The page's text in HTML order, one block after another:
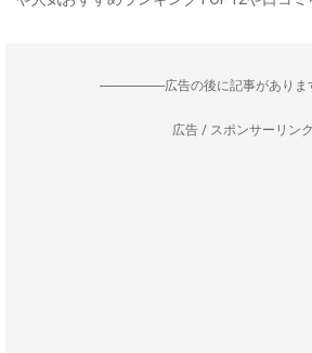
--------------------広告の後に記事がありま
広告 / スポンサーリンク